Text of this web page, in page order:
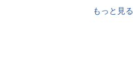
もっと見る